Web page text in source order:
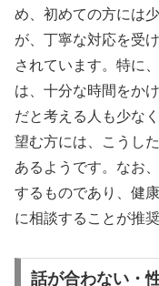
め、初めての方には
が、丁寧な対応を受
されています。特に
は、十分な時間をか
だと考える人も少な
望む方には、こうし
あるようです。なお
するものであり、健
に相談することが推奨
話が合わない・